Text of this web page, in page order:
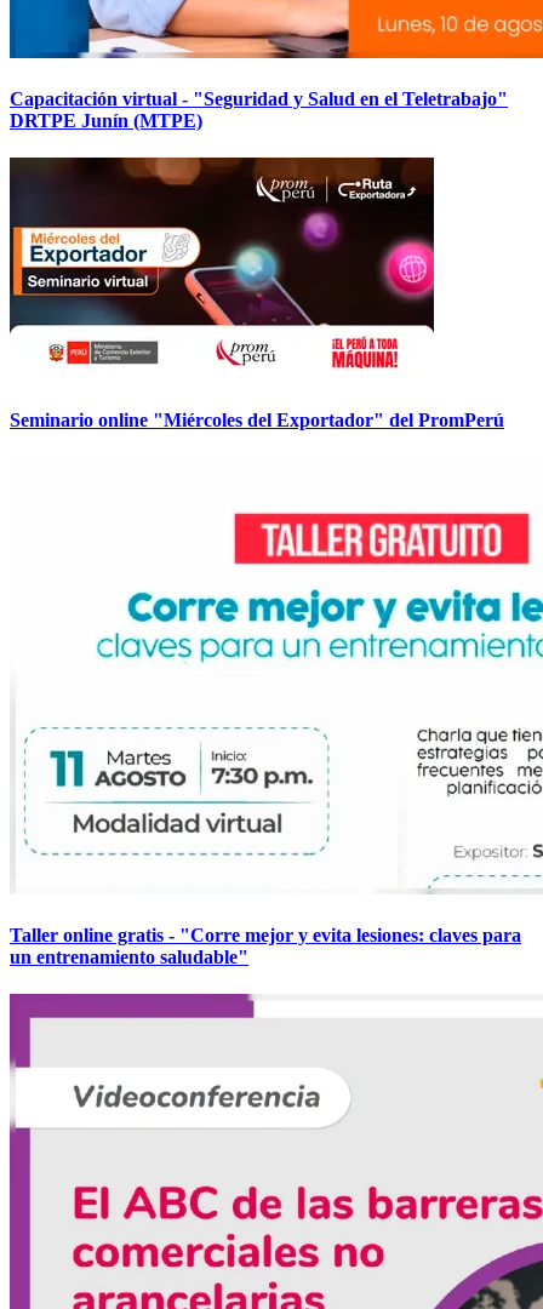
Capacitación virtual - "Seguridad y Salud en el Teletrabajo"
DRTPE Junín (MTPE)
Seminario online "Miércoles del Exportador" del PromPerú
Taller online gratis - "Corre mejor y evita lesiones: claves para
un entrenamiento saludable"